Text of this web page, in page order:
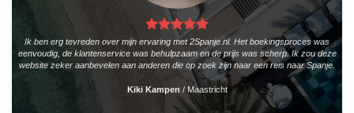
Ik ben erg tevreden over mijn ervaring met 2Spanje.nl. Het boekingsproces was
eenvoudig, de klantenservice was behulpzaam en de prijs was scherp. Ik zou deze
website zeker aanbevelen aan anderen die op zoek zijn naar een reis naar Spanje.
Kiki Kampen /Maastricht